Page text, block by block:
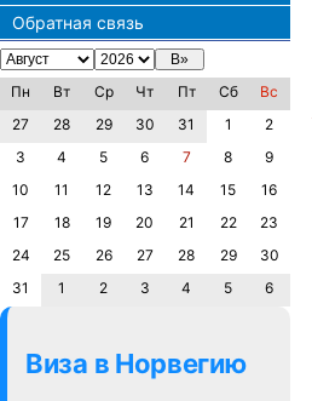
Обратная связь
Пн Вт Ср Чт Пт Сб
Вс
27
28 29 30 31 1
2
3
4 5 6 7 8
9
10
11 12 13 14 15
16
17
18 19 20 21 22
23
24
25 26 27 28 29
30
31
1 2 3 4 5 6
Виза в Норвегию